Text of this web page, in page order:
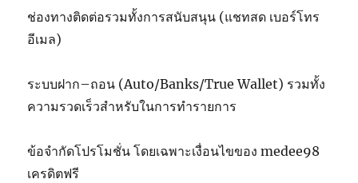
ช่องทางติดต่อรวมทั้งการสนับสนุน (แชทสด เบอร์โทร
อีเมล)
ระบบฝาก–ถอน (Auto/Banks/True Wallet) รวมทั้ง
ความรวดเร็วสำหรับในการทำรายการ
ข้อจำกัดโปรโมชั่น โดยเฉพาะเงื่อนไขของ medee98
เครดิตฟรี